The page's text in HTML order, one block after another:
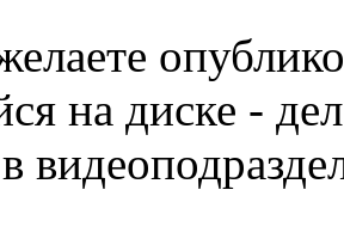
на диске -